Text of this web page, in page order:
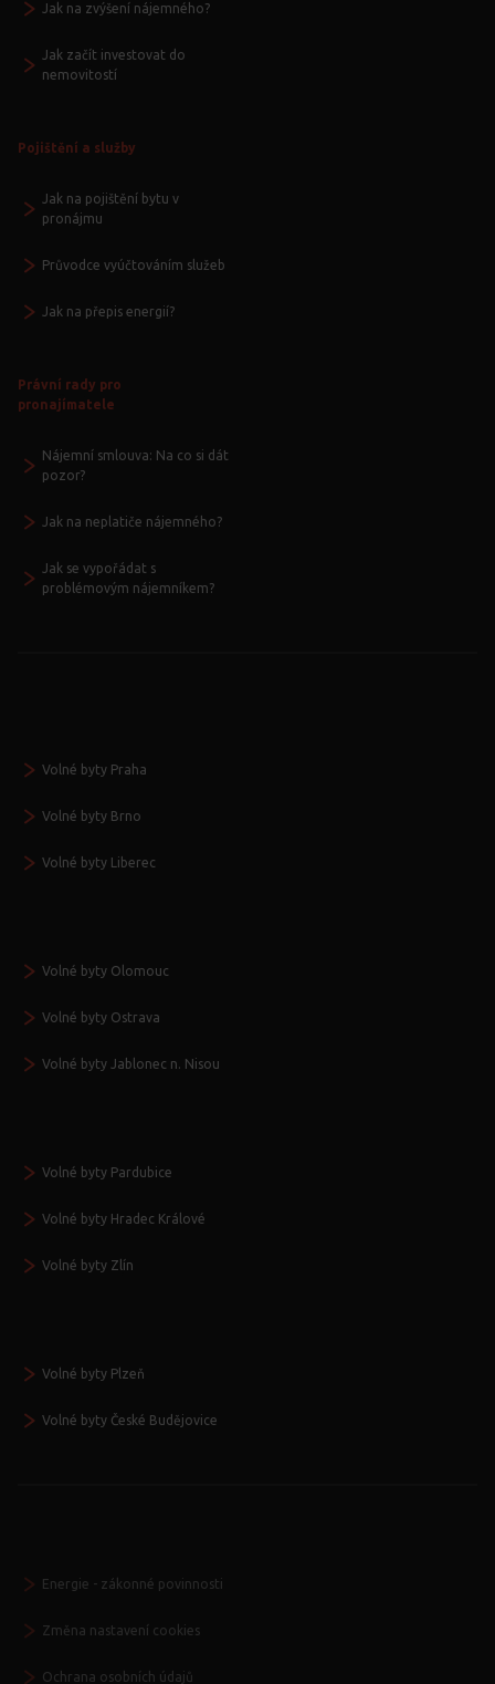
Jak na zvýšení nájemného?
Jak začít investovat do
nemovitostí
Pojištění a služby
Jak na pojištění bytu v
pronájmu
Průvodce vyúčtováním služeb
Jak na přepis energií?
Právní rady pro
pronajímatele
Nájemní smlouva: Na co si dát
pozor?
Jak na neplatiče nájemného?
Jak se vypořádat s
problémovým nájemníkem?
Volné byty Praha
Volné byty Brno
Volné byty Liberec
Volné byty Olomouc
Volné byty Ostrava
Volné byty Jablonec n. Nisou
Volné byty Pardubice
Volné byty Hradec Králové
Volné byty Zlín
Volné byty Plzeň
Volné byty České Budějovice
Energie - zákonné povinnosti
Změna nastavení cookies
Ochrana osobních údajů